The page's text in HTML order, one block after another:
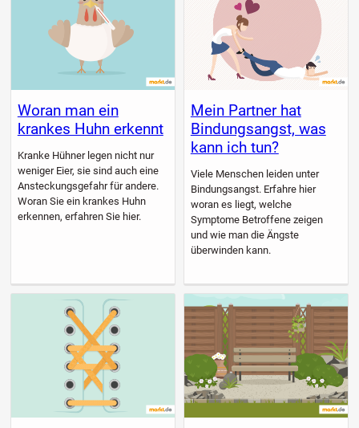
Woran man ein
krankes Huhn erkennt
Kranke Hühner legen nicht nur
weniger Eier, sie sind auch eine
Ansteckungsgefahr für andere.
Woran Sie ein krankes Huhn
erkennen, erfahren Sie hier.
Mein Partner hat
Bindungsangst, was
kann ich tun?
Viele Menschen leiden unter
Bindungsangst. Erfahre hier
woran es liegt, welche
Symptome Betroffene zeigen
und wie man die Ängste
überwinden kann.